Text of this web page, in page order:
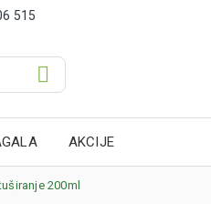
515
AKCIJE
200ml